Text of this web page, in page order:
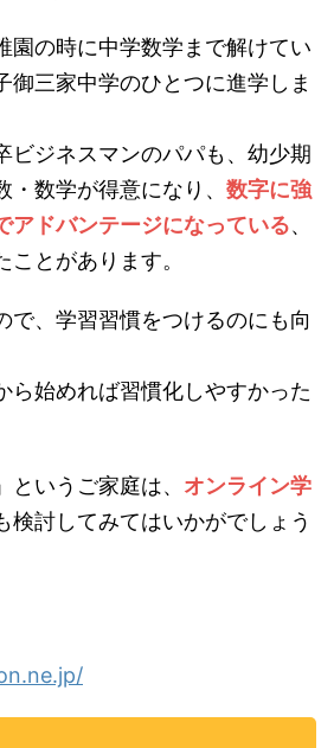
園の時に中学数学まで解けてい
御三家中学のひとつに進学しま
ビジネスマンのパパも、幼少期
数学が得意になり、 数字に強
アドバンテージになっている、
ことがあります。
で、学習習慣をつけるのにも向
ら始めれば習慣化しやすかった
というご家庭は、 オンライン学
検討してみてはいかがでしょう